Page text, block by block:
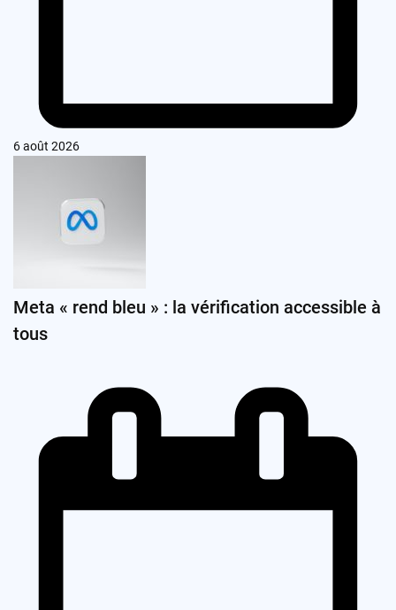
6 août 2026
Meta « rend bleu » : la vérification accessible à
tous